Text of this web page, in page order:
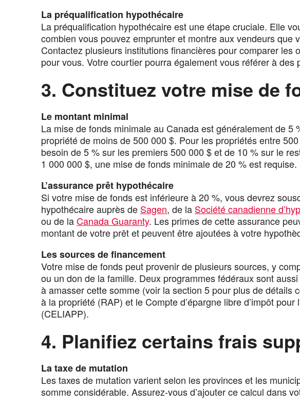
La préqualification hypothécaire
La préqualification hypothécaire est une étape cruciale. Elle
combien vous pouvez emprunter et montre aux vendeurs que
Contactez plusieurs institutions financières pour comparer les
pour vous. Votre courtier pourra également vous référer à des
3. Constituez votre mise de
Le montant minimal
La mise de fonds minimale au Canada est généralement de 5
propriété de moins de 500 000 $. Pour les propriétés entre
besoin de 5 % sur les premiers 500 000 $ et de 10 % sur le
1 000 000 $, une mise de fonds minimale de 20 % est requise.
L’assurance prêt hypothécaire
Si votre mise de fonds est inférieure à 20 %, vous devrez
hypothécaire auprès de Sagen, de la Société canadienne
ou de laCanada Guaranty. Les primes de cette assurance
montant de votre prêt et peuvent être ajoutées à votre
Les sources de financement
Votre mise de fonds peut provenir de plusieurs sources, y
ou un don de la famille. Deux programmes fédéraux sont
à amasser cette somme (voir la section 5 pour plus de détails
à la propriété (RAP) et le Compte d’épargne libre d’impôt pour
(CELIAPP).
4. Planifiez certains frais
La taxe de mutation
Les taxes de mutation varient selon les provinces et les
somme considérable. Assurez-vous d’ajouter ce calcul dans